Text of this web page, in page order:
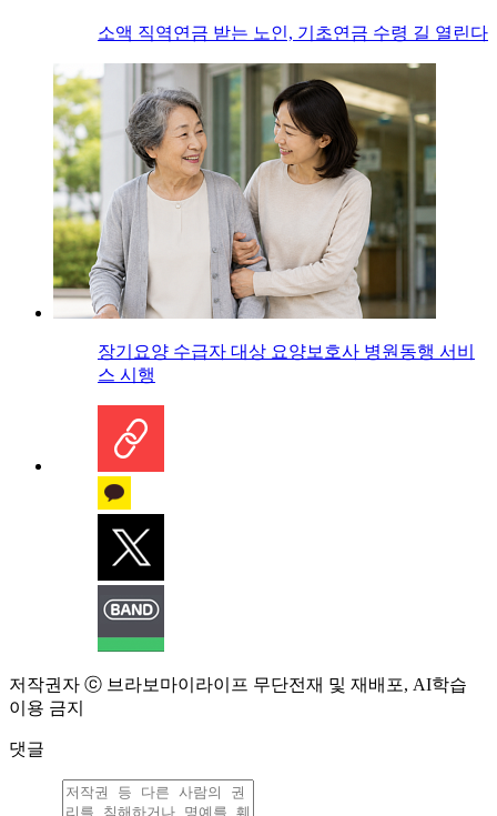
소액 직역연금 받는 노인, 기초연금 수령 길 열린다
장기요양 수급자 대상 요양보호사 병원동행 서비
스 시행
저작권자 ⓒ 브라보마이라이프 무단전재 및 재배포, AI학습
이용 금지
댓글